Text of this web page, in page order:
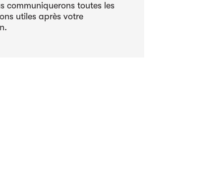
communiquerons toutes les
utiles après votre